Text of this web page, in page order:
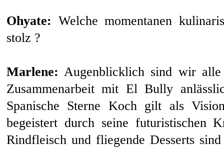
Ohyate: Welche momentanen
stolz ?
Marlene: Augenblicklich sind wir alle
Zusammenarbeit mit El Bully
Spanische Sterne Koch gilt als
begeistert durch seine futuristischen
Rindfleisch und fliegende Desserts